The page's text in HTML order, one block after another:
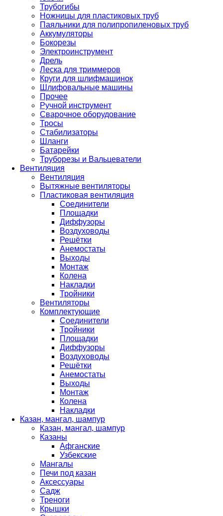
Трубогибы
Ножницы для пластиковых труб
Паяльники для полипропиленовых труб
Аккумуляторы
Бокорезы
Электроинструмент
Дрель
Леска для триммеров
Круги для шлифмашинок
Шлифовальные машины
Прочее
Ручной инструмент
Сварочное оборудование
Тросы
Стабилизаторы
Шланги
Батарейки
Труборезы и Вальцеватели
Вентиляция
Вентиляция
Вытяжные вентиляторы
Пластиковая вентиляция
Соединители
Площадки
Диффузоры
Воздуховоды
Решётки
Анемостаты
Выходы
Монтаж
Колена
Накладки
Тройники
Вентиляторы
Комплектующие
Соединители
Тройники
Площадки
Диффузоры
Воздуховоды
Решётки
Анемостаты
Выходы
Монтаж
Колена
Накладки
Казан, мангал, шампур
Казан, мангал, шампур
Казаны
Афганские
Узбекские
Мангалы
Печи под казан
Аксессуары
Садж
Треноги
Крышки